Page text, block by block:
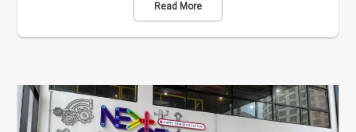
Read More